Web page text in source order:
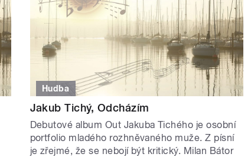
Hudba
Jakub Tichý, Odcházím
Debutové album Out Jakuba Tichého je osobní
portfolio mladého rozhněvaného muže. Z písní
je zřejmé, že se nebojí být kritický. Milan Bátor